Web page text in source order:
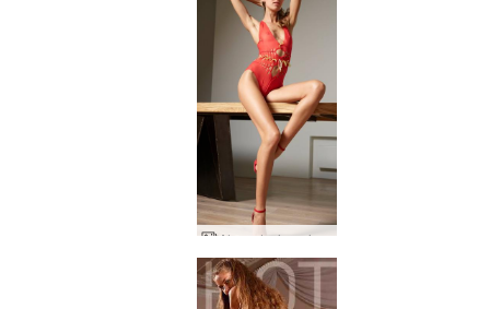
Alyan design-uimapuku